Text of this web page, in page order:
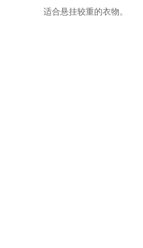
适合悬挂较重的衣物。